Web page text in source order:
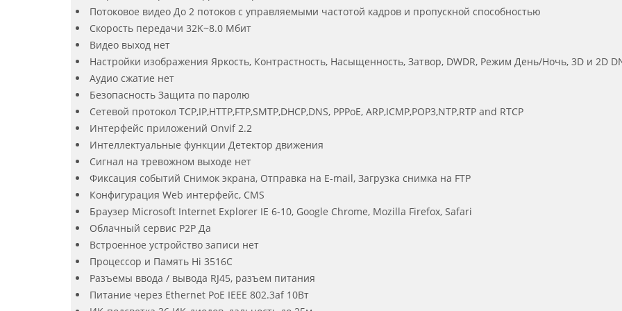
Потоковое видео До 2 потоков с управляемыми частотой кадров и пропускной способностью
Скорость передачи 32K~8.0 Мбит
Видео выход нет
Настройки изображения Яркость, Контрастность, Насыщенность, Затвор, DWDR, Режим День/Ночь, 3D и 2D
Аудио сжатие нет
Безопасность Защита по паролю
Сетевой протокол TCP,IP,HTTP,FTP,SMTP,DHCP,DNS, PPPoE, ARP,ICMP,POP3,NTP,RTP and RTCP
Интерфейс приложений Onvif 2.2
Интеллектуальные функции Детектор движения
Сигнал на тревожном выходе нет
Фиксация событий Снимок экрана, Отправка на E-mail, Загрузка снимка на FTP
Конфигурация Web интерфейс, CMS
Браузер Microsoft Internet Explorer IE 6-10, Google Chrome, Mozilla Firefox, Safari
Облачный сервис P2P Да
Встроенное устройство записи нет
Процессор и Память Hi 3516C
Разъемы ввода / вывода RJ45, разъем питания
Питание через Ethernet PoE IEEE 802.3af 10Вт